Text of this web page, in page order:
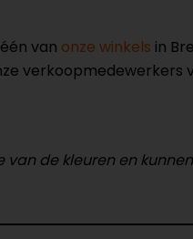
van onze winkels in
verkoopmedewerkers
de kleuren en